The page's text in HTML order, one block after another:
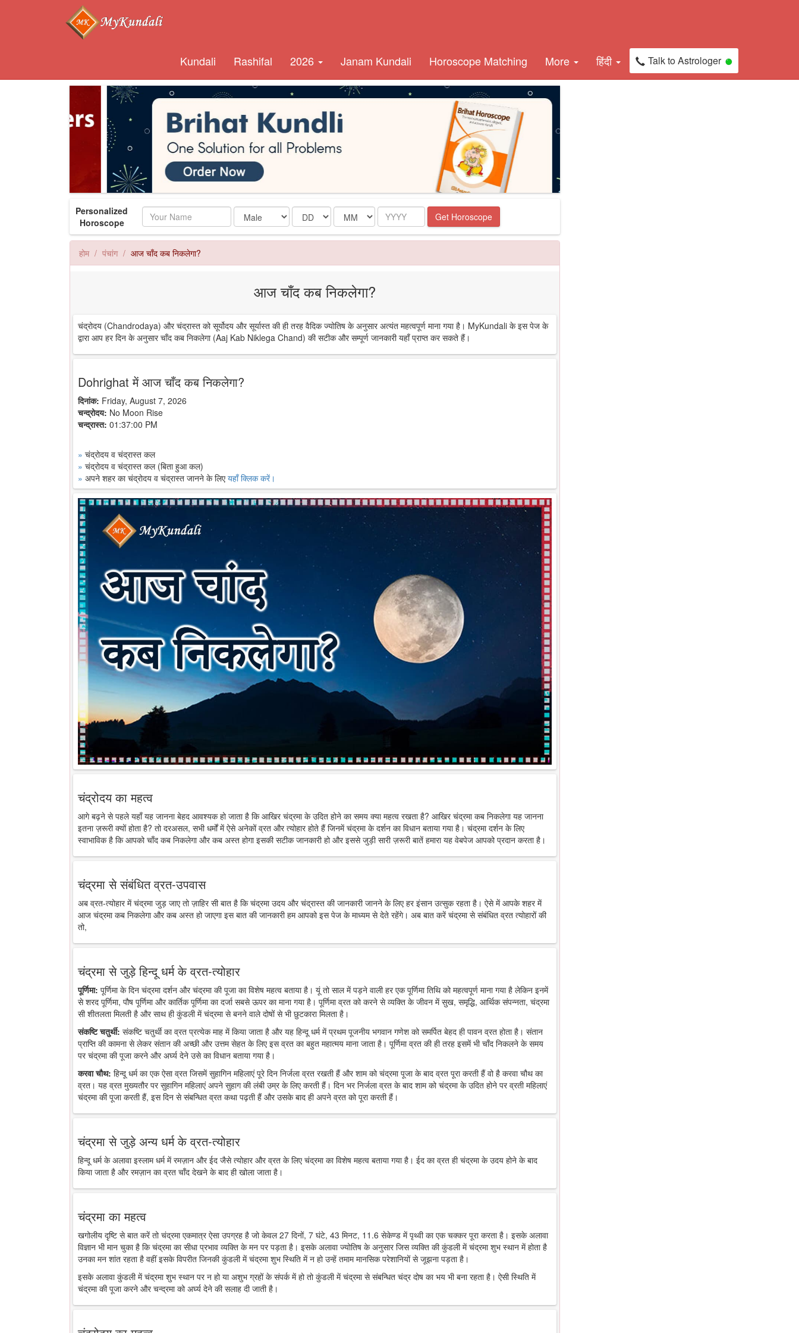
Kundali Rashifal 2026 Janam Kundali Horoscope Matching More हिंदी Talk to Astrologer
Personalized
Horoscope
Name Date Month Year Get Horoscope
होम पंचांग आज चाँद कब निकलेगा?
आज चाँद कब निकलेगा?
चंद्रोदय (Chandrodaya) और चंद्रास्त को सूर्योदय और सूर्यास्त की ही तरह वैदिक ज्योतिष के अनुसार अत्यंत महत्वपूर्ण माना गया है। MyKundali के इस पेज के
द्वारा आप हर दिन के अनुसार चाँद कब निकलेगा (Aaj Kab Niklega Chand) की सटीक और सम्पूर्ण जानकारी यहाँ प्राप्त कर सकते हैं।
Dohrighat में आज चाँद कब निकलेगा?
दिनांक: Friday, August 7, 2026
चन्द्रोदय: No Moon Rise
चन्द्रास्त: 01:37:00 PM
» चंद्रोदय व चंद्रास्त कल
» चंद्रोदय व चंद्रास्त कल (बिता हुआ कल)
» अपने शहर का चंद्रोदय व चंद्रास्त जानने के लिएयहाँ क्लिक करें।
चंद्रोदय का महत्व
आगे बढ़ने से पहले यहाँ यह जानना बेहद आवश्यक हो जाता है कि आखिर चंद्रमा के उदित होने का समय क्या महत्व रखता है? आखिर चंद्रमा कब निकलेगा यह जानना
इतना ज़रूरी क्यों होता है? तो दरअसल, सभी धर्मों में ऐसे अनेकों व्रत और त्योहार होते हैं जिनमें चंद्रमा के दर्शन का विधान बताया गया है। चंद्रमा दर्शन के लिए
स्वाभाविक है कि आपको चाँद कब निकलेगा और कब अस्त होगा इसकी सटीक जानकारी हो और इससे जुड़ी सारी ज़रूरी बातें हमारा यह वेबपेज आपको प्रदान करता है।
चंद्रमा से संबंधित व्रत-उपवास
अब व्रत-त्योहार में चंद्रमा जुड़ जाए तो ज़ाहिर सी बात है कि चंद्रमा उदय और चंद्रास्त की जानकारी जानने के लिए हर इंसान उत्सुक रहता है। ऐसे में आपके शहर में
आज चंद्रमा कब निकलेगा और कब अस्त हो जाएगा इस बात की जानकारी हम आपको इस पेज के माध्यम से देते रहेंगे। अब बात करें चंद्रमा से संबंधित व्रत त्योहारों की
तो,
चंद्रमा से जुड़े हिन्दू धर्म के व्रत-त्योहार
पूर्णिमा: पूर्णिमा के दिन चंद्रमा दर्शन और चंद्रमा की पूजा का विशेष महत्व बताया है। यूं तो साल में पड़ने वाली हर एक पूर्णिमा तिथि को महत्वपूर्ण माना गया है लेकिन इनमें
से शरद पूर्णिमा, पौष पूर्णिमा और कार्तिक पूर्णिमा का दर्जा सबसे ऊपर का माना गया है। पूर्णिमा व्रत को करने से व्यक्ति के जीवन में सुख, समृद्धि, आर्थिक संपन्नता, चंद्रमा
सी शीतलता मिलती है और साथ ही कुंडली में चंद्रमा से बनने वाले दोषों से भी छुटकारा मिलता है।
संकष्टि चतुर्थी: संकष्टि चतुर्थी का व्रत प्रत्येक माह में किया जाता है और यह हिन्दू धर्म में प्रथम पूजनीय भगवान गणेश को समर्पित बेहद ही पावन व्रत होता है। संतान
प्राप्ति की कामना से लेकर संतान की अच्छी और उत्तम सेहत के लिए इस व्रत का बहुत महात्मय माना जाता है। पूर्णिमा व्रत की ही तरह इसमें भी चाँद निकलने के समय
पर चंद्रमा की पूजा करने और अर्घ्य देने उसे का विधान बताया गया है।
करवा चौथ: हिन्दू धर्म का एक ऐसा व्रत जिसमें सुहागिन महिलाएं पूरे दिन निर्जला व्रत रखती हैं और शाम को चंद्रमा पूजा के बाद व्रत पूरा करती हैं वो है करवा चौथ का
व्रत। यह व्रत मुख्यतौर पर सुहागिन महिलाएं अपने सुहाग की लंबी उम्र के लिए करती हैं। दिन भर निर्जला व्रत के बाद शाम को चंद्रमा के उदित होने पर व्रती महिलाएं
चंद्रमा की पूजा करती हैं, इस दिन से संबन्धित व्रत कथा पढ़ती हैं और उसके बाद ही अपने व्रत को पूरा करती हैं।
चंद्रमा से जुड़े अन्य धर्म के व्रत-त्योहार
हिन्दू धर्म के अलावा इस्लाम धर्म में रमज़ान और ईद जैसे त्योहार और व्रत के लिए चंद्रमा का विशेष महत्व बताया गया है। ईद का व्रत ही चंद्रमा के उदय होने के बाद
किया जाता है और रमज़ान का व्रत चाँद देखने के बाद ही खोला जाता है।
चंद्रमा का महत्व
खगोलीय दृष्टि से बात करें तो चंद्रमा एकमात्र ऐसा उपग्रह है जो केवल 27 दिनों, 7 घंटे, 43 मिनट, 11.6 सेकेण्ड में पृथ्वी का एक चक्कर पूरा करता है। इसके अलावा
विज्ञान भी मान चुका है कि चंद्रमा का सीधा प्रभाव व्यक्ति के मन पर पड़ता है। इसके अलावा ज्योतिष के अनुसार जिस व्यक्ति की कुंडली में चंद्रमा शुभ स्थान में होता है
उनका मन शांत रहता है वहीं इसके विपरीत जिनकी कुंडली में चंद्रमा शुभ स्थिति में न हो उन्हें तमाम मानसिक परेशानियों से जूझना पड़ता है।
इसके अलावा कुंडली में चंद्रमा शुभ स्थान पर न हो या अशुभ ग्रहों के संपर्क में हो तो कुंडली में चंद्रमा से संबन्धित चंद्र दोष का भय भी बना रहता है। ऐसी स्थिति में
चंद्रमा की पूजा करने और चन्द्रमा को अर्घ्य देने की सलाह दी जाती है।